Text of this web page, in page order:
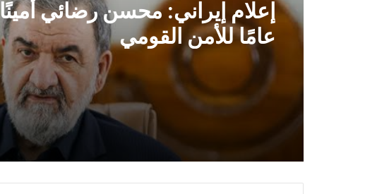
إعلام إيراني: محسن رضائي أمينًا
عامًا للأمن القومي